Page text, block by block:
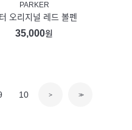
PARKER
오리지널 레드 볼펜
35,000원
10 > >>